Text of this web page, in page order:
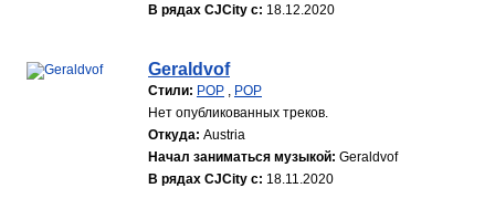
В рядах CJCity с: 18.12.2020
Geraldvof
Стили: POP , POP
Нет опубликованных треков.
Откуда: Austria
Начал заниматься музыкой: Geraldvof
В рядах CJCity с: 18.11.2020